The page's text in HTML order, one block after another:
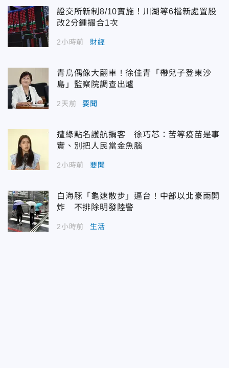
證交所新制8/10實施！川湖等6檔新處置股
改2分鍾撮合1次
2小時前 財經
青鳥偶像大翻車！徐佳青「帶兒子登東沙
島」監察院調查出爐
2天前 要聞
遭綠點名護航掮客 徐巧芯：苦等疫苗是事
實、別把人民當金魚腦
2小時前 要聞
白海豚「龜速散步」逼台！中部以北豪雨開
炸 不排除明發陸警
2小時前 生活